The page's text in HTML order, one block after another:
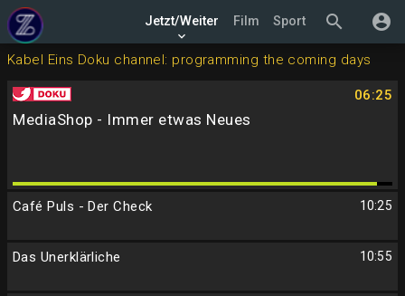
search account_circle
Jetzt/Weiter
keyboard_arrow_down
Film Sport
Kabel Eins Doku channel: programming the coming days
06:25
MediaShop - Immer etwas Neues
10:25
Café Puls - Der Check
10:55
Das Unerklärliche